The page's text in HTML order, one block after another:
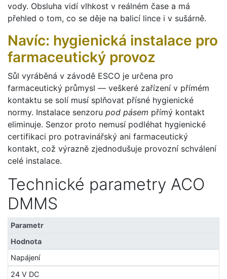
vody. Obsluha vidí vlhkost v reálném čase a má
přehled o tom, co se děje na balicí lince i v sušárně.
Navíc: hygienická instalace pro
farmaceutický provoz
Sůl vyráběná v závodě ESCO je určena pro
farmaceutický průmysl — veškeré zařízení v přímém
kontaktu se solí musí splňovat přísné hygienické
normy. Instalace senzoru pod pásem přímý kontakt
eliminuje. Senzor proto nemusí podléhat hygienické
certifikaci pro potravinářský ani farmaceutický
kontakt, což výrazně zjednodušuje provozní schválení
celé instalace.
Technické parametry ACO
DMMS
Parametr
Hodnota
Napájení
24 V DC